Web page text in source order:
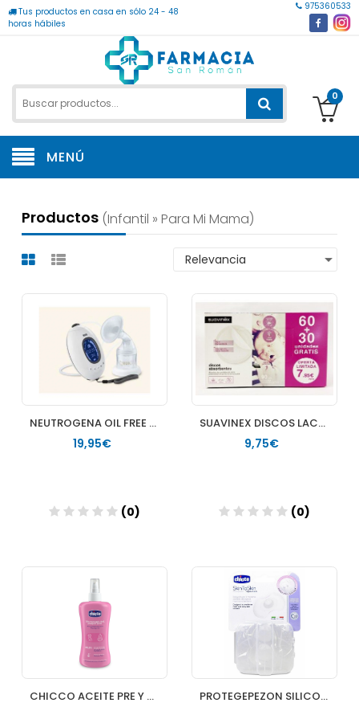
Tus productos en casa en sólo 24 - 48
horas hábiles
975360533
0
MENÚ
Productos (infantil » Para Mi Mama)
NEUTROGENA OIL FREE LIMPIEZA + HIDRATACION PACK GRANOS
19,95€
(0)
Añadir
SUAVINEX DISCOS LACTANCIA 90 UNIDADES
9,75€
(0)
Añadir
CHICCO ACEITE PRE Y POST PARTO PROTEGEPEZON SILICONA CHICCO SKINTOSKIN 2 UNIDADES TALLA M/L